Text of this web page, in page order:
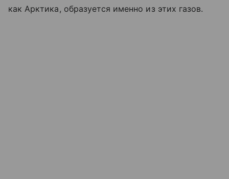
как Арктика, образуется именно из этих газов.